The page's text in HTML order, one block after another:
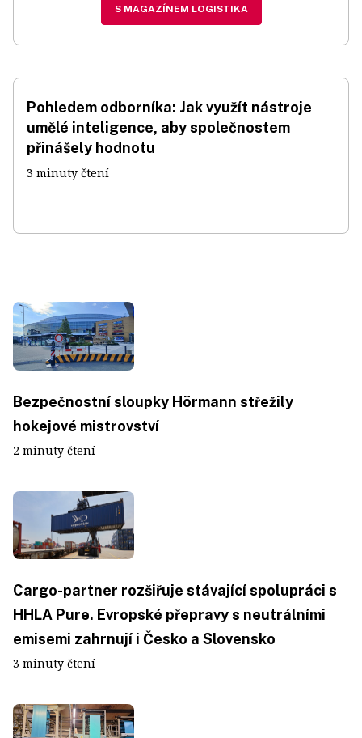
S MAGAZÍNEM LOGISTIKA
Pohledem odborníka: Jak využít nástroje
umělé inteligence, aby společnostem
přinášely hodnotu
3 minuty čtení
Bezpečnostní sloupky Hörmann střežily
hokejové mistrovství
2 minuty čtení
Cargo-partner rozšiřuje stávající spolupráci s
HHLA Pure. Evropské přepravy s neutrálními
emisemi zahrnují i Česko a Slovensko
3 minuty čtení